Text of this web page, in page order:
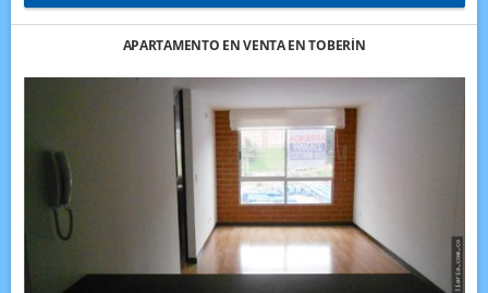
APARTAMENTO EN VENTA EN TOBERÍN